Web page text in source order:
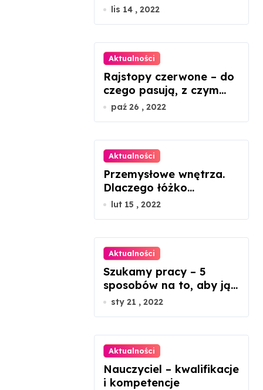
lis 14 , 2022
Aktualności
Rajstopy czerwone – do
czego pasują, z czym
nosić?
paź 26 , 2022
Aktualności
Przemysłowe wnętrza.
Dlaczego łóżko
metalowe będzie
lut 15 , 2022
Aktualności
Szukamy pracy – 5
sposobów na to, aby ją
znaleźć
sty 21 , 2022
Aktualności
Nauczyciel – kwalifikacje
i kompetencje